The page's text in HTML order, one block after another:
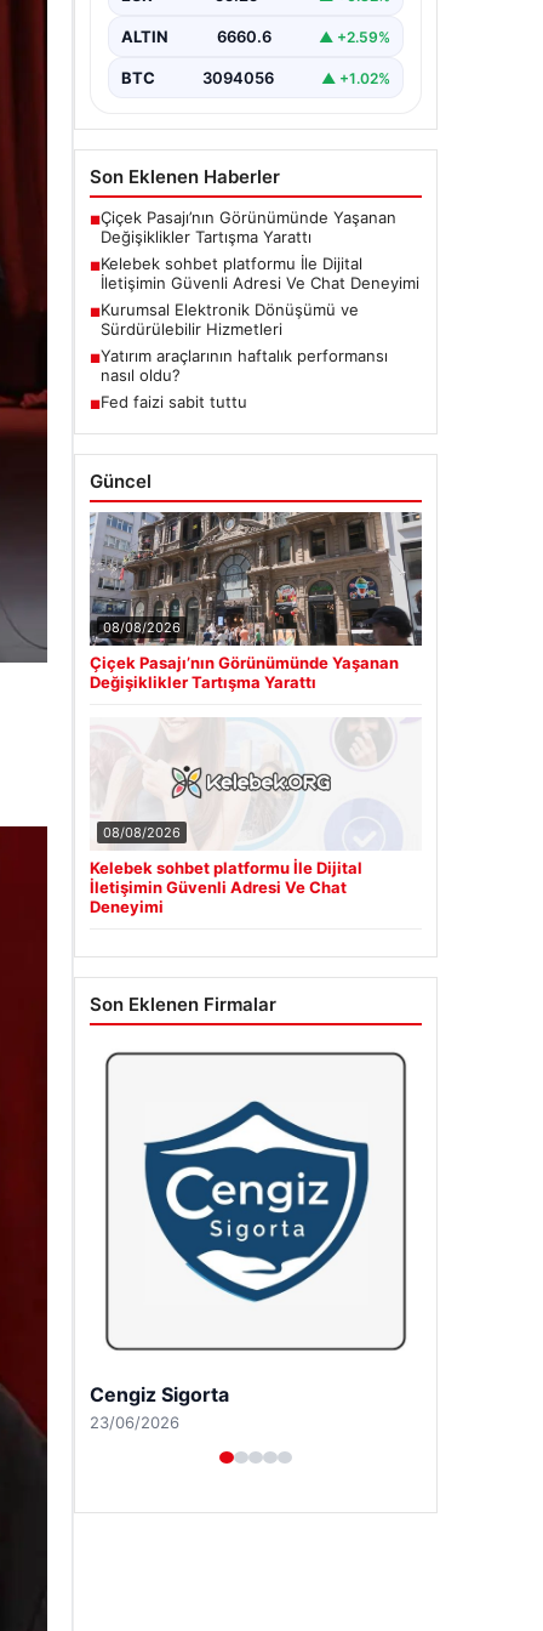
bir biçimde iletişim kurması büyük
Günümüzde birçok…
ALTIN 6660.6 ▲ +2.59%
BTC 3094056 ▲ +1.02%
Son Eklenen Haberler
■Çiçek Pasajı’nın Görünümünde Yaşanan
Değişiklikler Tartışma Yarattı
■Kelebek sohbet platformu İle Dijital
İletişimin Güvenli Adresi Ve Chat Deneyimi
■Kurumsal Elektronik Dönüşümü ve
Sürdürülebilir Hizmetleri
■Yatırım araçlarının haftalık performansı
nasıl oldu?
■Fed faizi sabit tuttu
Güncel
08/08/2026
Çiçek Pasajı’nın Görünümünde Yaşanan
Değişiklikler Tartışma Yarattı
08/08/2026
Kelebek sohbet platformu İle Dijital
İletişimin Güvenli Adresi Ve Chat
Deneyimi
Son Eklenen Firmalar
Hastaş Beton
26/05/2026